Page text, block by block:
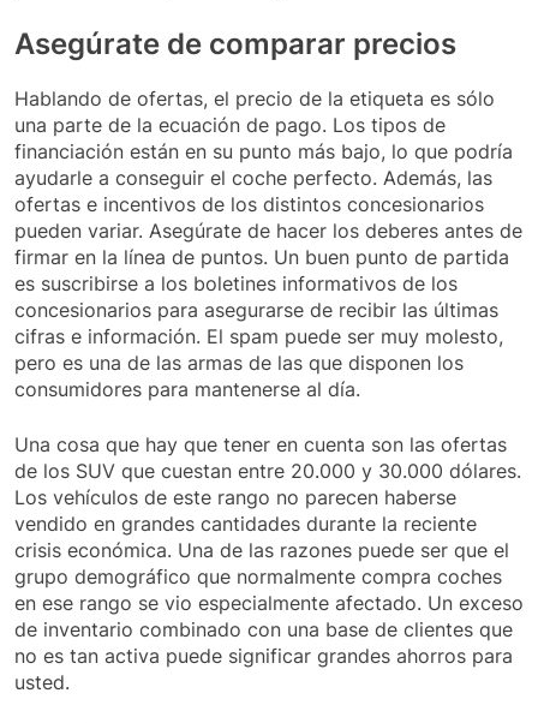
Asegúrate de comparar precios
Hablando de ofertas, el precio de la etiqueta es sólo
una parte de la ecuación de pago. Los tipos de
financiación están en su punto más bajo, lo que podría
ayudarle a conseguir el coche perfecto. Además, las
ofertas e incentivos de los distintos concesionarios
pueden variar. Asegúrate de hacer los deberes antes de
firmar en la línea de puntos. Un buen punto de partida
es suscribirse a los boletines informativos de los
concesionarios para asegurarse de recibir las últimas
cifras e información. El spam puede ser muy molesto,
pero es una de las armas de las que disponen los
consumidores para mantenerse al día.
Una cosa que hay que tener en cuenta son las ofertas
de los SUV que cuestan entre 20.000 y 30.000 dólares.
Los vehículos de este rango no parecen haberse
vendido en grandes cantidades durante la reciente
crisis económica. Una de las razones puede ser que el
grupo demográfico que normalmente compra coches
en ese rango se vio especialmente afectado. Un exceso
de inventario combinado con una base de clientes que
no es tan activa puede significar grandes ahorros para
usted.